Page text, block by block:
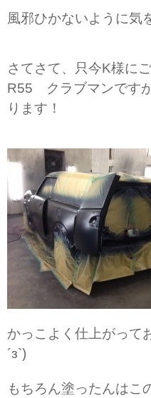
風邪ひかないように
さてさて、只今K様に
R55 クラブマンです
ります！
かっこよく仕上がって
´з`)
もちろん塗ったんはこ